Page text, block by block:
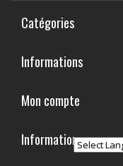
Catégories
Informations
Mon compte
Informations